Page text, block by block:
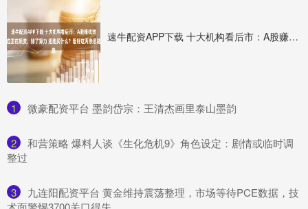
速牛配资APP下载 十大机构看后市：A股赚钱效应正在质变，除了算力 还能买什么？看好这两条思路
1 ​微豪配资平台 墨韵岱宗：王清杰画里泰山墨韵
2
​和营策略 爆料人谈《生化危机9》角色设定：剧情或临时调
整过
3
​九连阳配资平台 黄金维持震荡整理，市场等待PCE数据，技